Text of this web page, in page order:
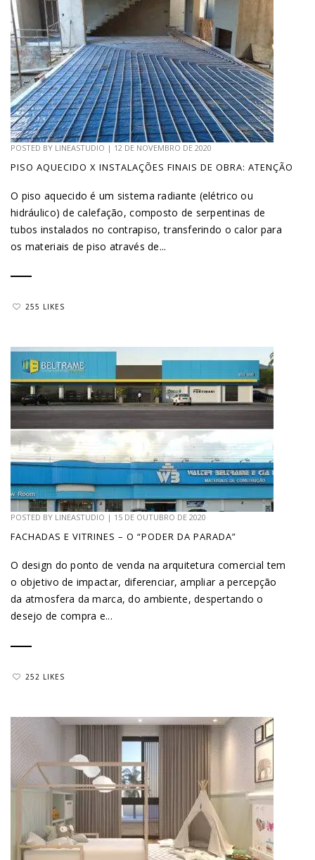
POSTED BY LINEASTUDIO | 12 DE NOVEMBRO DE 2020
PISO AQUECIDO X INSTALAÇÕES FINAIS DE OBRA: ATENÇÃO
O piso aquecido é um sistema radiante (elétrico ou
hidráulico) de calefação, composto de serpentinas de
tubos instalados no contrapiso, transferindo o calor para
os materiais de piso através de...
255 LIKES
POSTED BY LINEASTUDIO | 15 DE OUTUBRO DE 2020
FACHADAS E VITRINES – O “PODER DA PARADA”
O design do ponto de venda na arquitetura comercial tem
o objetivo de impactar, diferenciar, ampliar a percepção
da atmosfera da marca, do ambiente, despertando o
desejo de compra e...
252 LIKES